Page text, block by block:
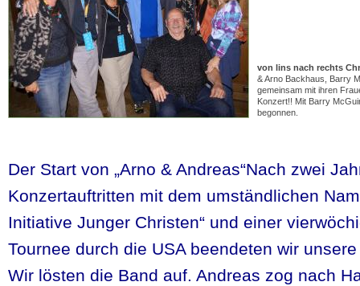
von lins nach rechts
& Arno Backhaus, Barry
gemeinsam mit ihren
Konzert!! Mit Barry
begonnen.
Der Start von „Arno & Andreas“Nach zwei
Konzertauftritten mit dem umständlichen
Initiative Junger Christen“ und einer
Tournee durch die USA beendeten wir
Wir lösten die Band auf. Andreas zog nach